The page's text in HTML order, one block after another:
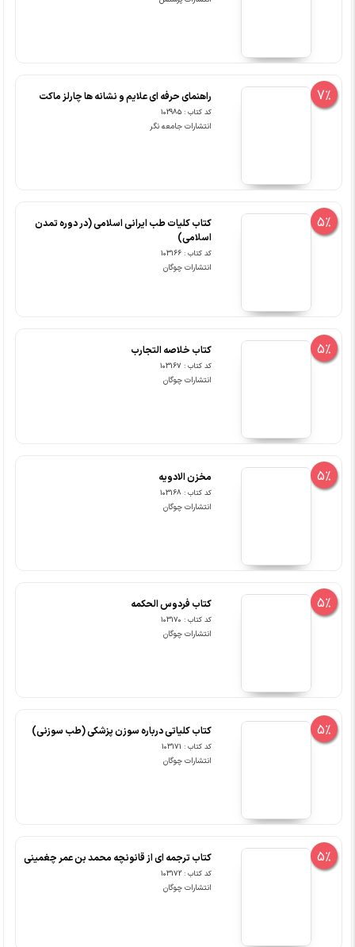
7% راهنمای حرفه ای علایم و نشانه ها چارلز ماکت
کد کتاب : 102985
انتشارات جامعه نگر
5%
کتاب کلیات طب ایرانی اسلامی (در دوره تمدن
اسلامی)
کد کتاب : 103166
انتشارات چوگان
5% کتاب خلاصه التجارب
کد کتاب : 103167
انتشارات چوگان
5% مخزن الادویه
کد کتاب : 103168
انتشارات چوگان
5% کتاب فردوس الحکمه
کد کتاب : 103170
انتشارات چوگان
5% کتاب کلیاتی درباره سوزن پزشکی (طب سوزنی)
کد کتاب : 103171
انتشارات چوگان
5% کتاب ترجمه ای از قانونچه محمد بن عمر چغمینی
کد کتاب : 103172
انتشارات چوگان